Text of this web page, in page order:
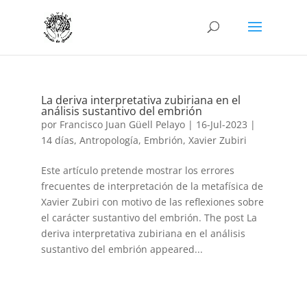
La deriva interpretativa zubiriana en el
análisis sustantivo del embrión
por Francisco Juan Güell Pelayo| 16-Jul-2023 |
14 días, Antropologí­a, Embrión, Xavier Zubiri
Este artículo pretende mostrar los errores
frecuentes de interpretación de la metafísica de
Xavier Zubiri con motivo de las reflexiones sobre
el carácter sustantivo del embrión. The post La
deriva interpretativa zubiriana en el análisis
sustantivo del embrión appeared...